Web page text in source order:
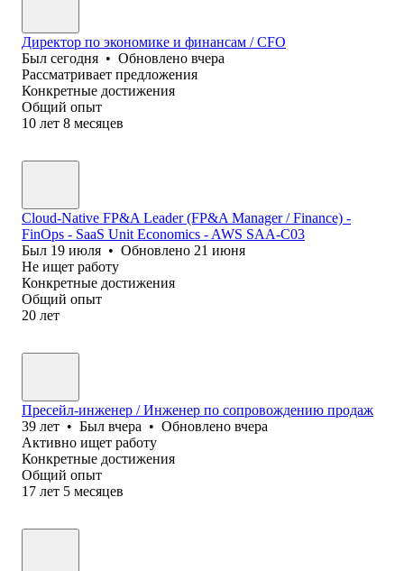
Директор по экономике и финансам / CFO
Был сегодня • Обновлено вчера
Рассматривает предложения
Конкретные достижения
Общий опыт
10 лет 8 месяцев
Cloud-Native FP&A Leader (FP&A Manager / Finance) -
FinOps - SaaS Unit Economics - AWS SAA-C03
Был 19 июля • Обновлено 21 июня
Не ищет работу
Конкретные достижения
Общий опыт
20 лет
Пресейл-инженер / Инженер по сопровождению продаж
39 лет • Был вчера • Обновлено вчера
Активно ищет работу
Конкретные достижения
Общий опыт
17 лет 5 месяцев